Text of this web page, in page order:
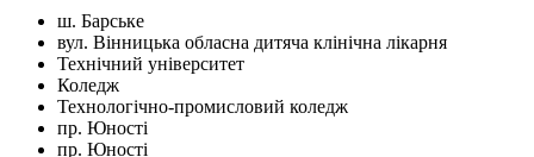
ш. Барське
вул. Вінницька обласна дитяча клінічна лікарня
Технічний університет
Коледж
Технологічно-промисловий коледж
пр. Юності
пр. Юності